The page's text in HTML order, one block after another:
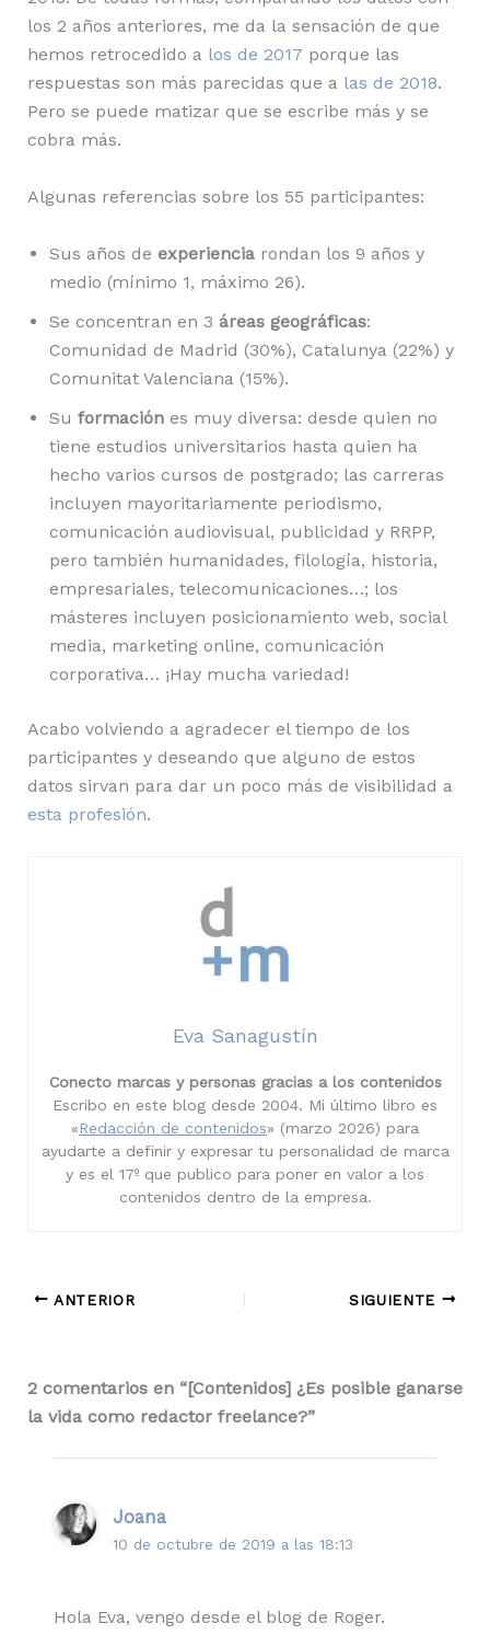
los 2 años anteriores, me da la sensación de que
hemos retrocedido a los de 2017 porque las
respuestas son más parecidas que a las de 2018.
Pero se puede matizar que se escribe más y se
cobra más.
Algunas referencias sobre los 55 participantes:
Sus años de experienciarondan los 9 años y
medio (mínimo 1, máximo 26).
Se concentran en 3 áreas geográficas:
Comunidad de Madrid (30%), Catalunya (22%) y
Comunitat Valenciana (15%).
Su formaciónes muy diversa: desde quien no
tiene estudios universitarios hasta quien ha
hecho varios cursos de postgrado; las carreras
incluyen mayoritariamente periodismo,
comunicación audiovisual, publicidad y RRPP,
pero también humanidades, filología, historia,
empresariales, telecomunicaciones…; los
másteres incluyen posicionamiento web, social
media, marketing online, comunicación
corporativa… ¡Hay mucha variedad!
Acabo volviendo a agradecer el tiempo de los
participantes y deseando que alguno de estos
datos sirvan para dar un poco más de visibilidad a
esta profesión.
Eva Sanagustín
Conecto marcas y personas gracias a los contenidos
Escribo en este blog desde 2004. Mi último libro es
«Redacción de contenidos» (marzo 2026) para
ayudarte a definir y expresar tu personalidad de marca
y es el 17º que publico para poner en valor a los
contenidos dentro de la empresa.
ANTERIOR SIGUIENTE
2 comentarios en “[Contenidos] ¿Es posible ganarse
la vida como redactor freelance?”
Joana
10 de octubre de 2019 a las 18:13
Hola Eva, vengo desde el blog de Roger.